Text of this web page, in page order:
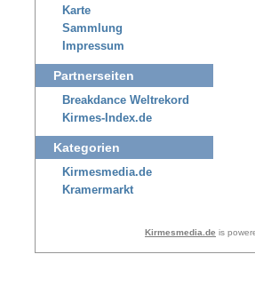
Karte
Sammlung
Impressum
Partnerseiten
Breakdance Weltrekord
Kirmes-Index.de
Kategorien
Kirmesmedia.de
Kramermarkt
Kirmesmedia.de is